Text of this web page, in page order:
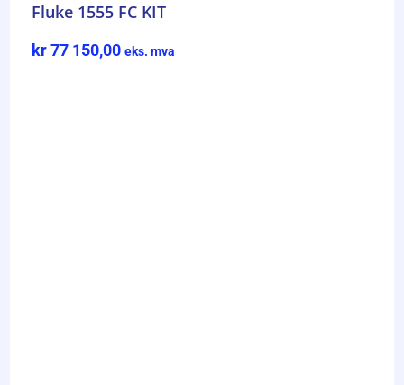
Fluke 1555 FC KIT
kr77 150,00 eks. mva